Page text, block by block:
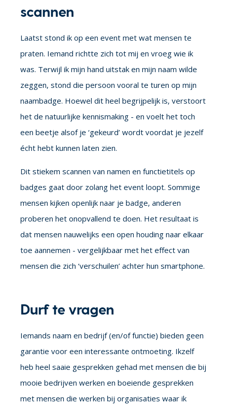
scannen
Laatst stond ik op een event met wat mensen te
praten. Iemand richtte zich tot mij en vroeg wie ik
was. Terwijl ik mijn hand uitstak en mijn naam wilde
zeggen, stond die persoon vooral te turen op mijn
naambadge. Hoewel dit heel begrijpelijk is, verstoort
het de natuurlijke kennismaking - en voelt het toch
een beetje alsof je ‘gekeurd’ wordt voordat je jezelf
écht hebt kunnen laten zien.
Dit stiekem scannen van namen en functietitels op
badges gaat door zolang het event loopt. Sommige
mensen kijken openlijk naar je badge, anderen
proberen het onopvallend te doen. Het resultaat is
dat mensen nauwelijks een open houding naar elkaar
toe aannemen - vergelijkbaar met het effect van
mensen die zich ‘verschuilen’ achter hun smartphone.
Durf te vragen
Iemands naam en bedrijf (en/of functie) bieden geen
garantie voor een interessante ontmoeting. Ikzelf
heb heel saaie gesprekken gehad met mensen die bij
mooie bedrijven werken en boeiende gesprekken
met mensen die werken bij organisaties waar ik